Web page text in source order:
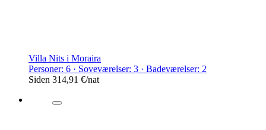
Villa Nits i Moraira
Personer: 6 · Soveværelser: 3 · Badeværelser: 2
Siden 314,91 €/nat